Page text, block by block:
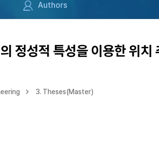
Authors
정성적 특성을 이용한 위치
3. Theses(Master)